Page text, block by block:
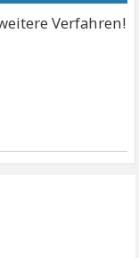
Verfahren!